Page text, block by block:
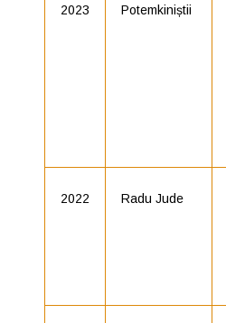
2023 Potemkiniștii
2022 Radu Jude